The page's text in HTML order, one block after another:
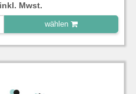
inkl. Mwst.
wählen
hinzugefügt.